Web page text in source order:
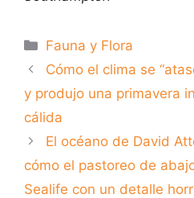
Categorías
Fauna y Flora
Cómo el clima se
y produjo una primavera
cálida
El océano de David
cómo el pastoreo de
Sealife con un detalle